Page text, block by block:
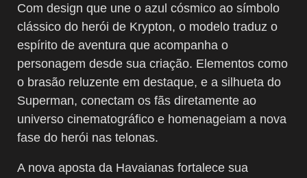
Com design que une o azul cósmico ao símbolo
clássico do herói de Krypton, o modelo traduz o
espírito de aventura que acompanha o
personagem desde sua criação. Elementos como
o brasão reluzente em destaque, e a silhueta do
Superman, conectam os fãs diretamente ao
universo cinematográfico e homenageiam a nova
fase do herói nas telonas.
A nova aposta da Havaianas fortalece sua